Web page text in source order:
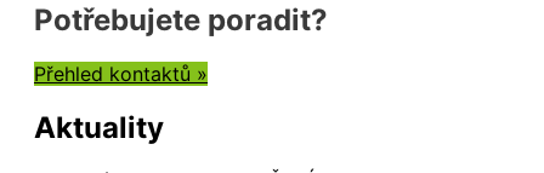
Potřebujete poradit?
Přehled kontaktů »
Aktuality